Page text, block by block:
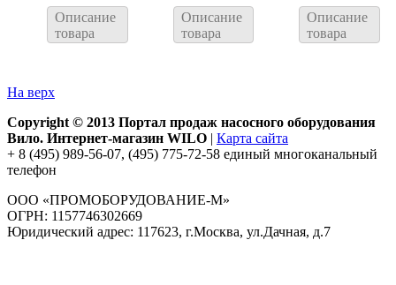
Описание
товара
Описание
товара
Описание
товара
На верх
Copyright © 2013 Портал продаж насосного оборудования
Вило. Интернет-магазин WILO | Карта сайта
+ 8 (495) 989-56-07, (495) 775-72-58 единый многоканальный
телефон
ООО «ПРОМОБОРУДОВАНИЕ-М»
ОГРН: 1157746302669
Юридический адрес: 117623, г.Москва, ул.Дачная, д.7